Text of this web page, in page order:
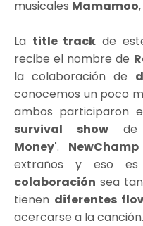
musicales Mamamoo,
La title track de
recibe el nombre de
la colaboración de
conocemos un poco
ambos participaron
survival show
Money'. NewChamp
extraños y eso
colaboración sea
tienen diferentes
acercarse a la canción.